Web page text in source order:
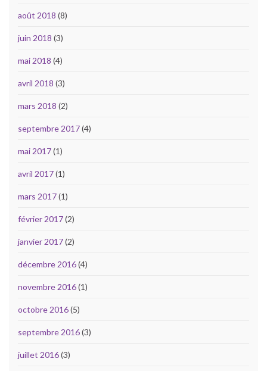
août 2018 (8)
juin 2018 (3)
mai 2018 (4)
avril 2018 (3)
mars 2018 (2)
septembre 2017(4)
mai 2017(1)
avril 2017(1)
mars 2017(1)
février 2017(2)
janvier 2017(2)
décembre 2016(4)
novembre 2016(1)
octobre 2016(5)
septembre 2016(3)
juillet 2016(3)